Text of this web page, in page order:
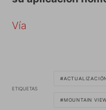
Vía
ETIQUETAS
MOUNTAIN